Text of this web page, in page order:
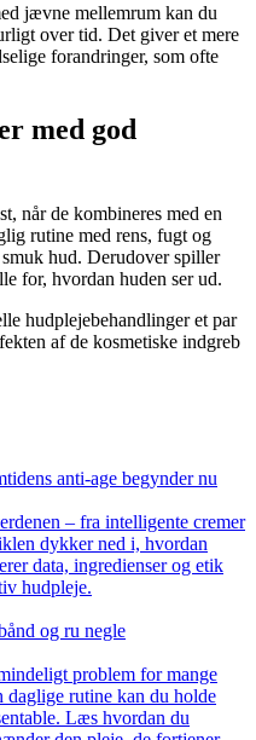
jævne mellemrum kan du
over tid. Det giver et mere
forandringer, som ofte
med god
når de kombineres med en
rutine med rens, fugt og
hud. Derudover spiller
for, hvordan huden ser ud.
hudplejebehandlinger et par
af de kosmetiske indgreb
anti-age begynder nu
– fra intelligente cremer
dykker ned i, hvordan
data, ingredienser og etik
hudpleje.
og ru negle
problem for mange
rutine kan du holde
Læs hvordan du